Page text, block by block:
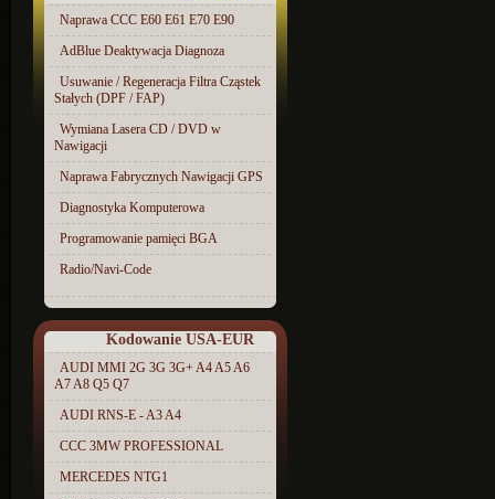
Naprawa CCC E60 E61 E70 E90
AdBlue Deaktywacja Diagnoza
Usuwanie / Regeneracja Filtra Cząstek
Stałych (DPF / FAP)
Wymiana Lasera CD / DVD w
Nawigacji
Naprawa Fabrycznych Nawigacji GPS
Diagnostyka Komputerowa
Programowanie pamięci BGA
Radio/Navi-Code
Kodowanie USA-EUR
AUDI MMI 2G 3G 3G+ A4 A5 A6
A7 A8 Q5 Q7
AUDI RNS-E - A3 A4
CCC 3MW PROFESSIONAL
MERCEDES NTG1